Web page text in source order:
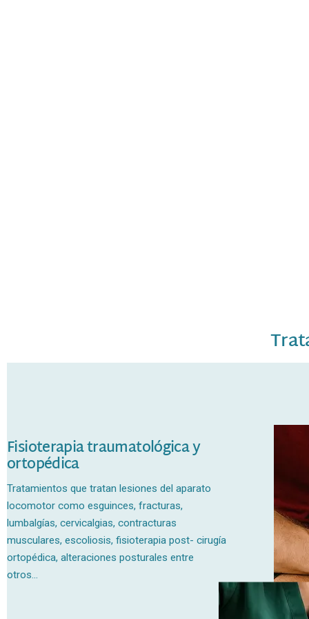
Fisioterapia traumatológica y
ortopédica
Tratamientos que tratan lesiones del aparato
locomotor como esguinces, fracturas,
lumbalgías, cervicalgias, contracturas
musculares, escoliosis, fisioterapia post- cirugía
ortopédica, alteraciones posturales entre
otros...